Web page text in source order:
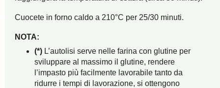
Cuocete in forno caldo a 210°C per 25/30 minuti.
NOTA:
(*) L’autolisi serve nelle farina con glutine per
sviluppare al massimo il glutine, rendere
l’impasto più facilmente lavorabile tanto da
ridurre i tempi di lavorazione, si ottengono